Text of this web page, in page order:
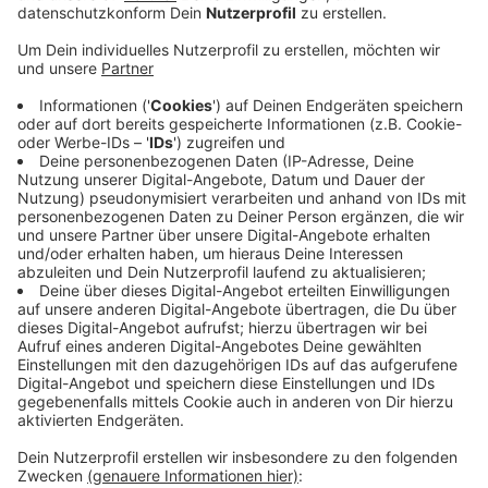
Gegen den 19-jährigen Mann, derim Dezember auf
Roetgen getötet haben soll , hat die
Mords und Totschlags erhoben.
Mit Messerstichen soll der junge Mann seinen Vater,
dessen Lebensgefährtin und deren Tochter
umgebracht haben.
Die Vier waren zu der Zeit im Weihnachtsurlaub. Nach
der Tat ist der 19-Jährige geflohen und nach Lissabon
geflogen - dort hat ihn die portugiesische Polizei
verhaftet. Im Januar ist der Verdächtige dann nach
Deutschland ausgeliefert worden.
Er schweigt bisher zu den Vorwürfen, heißt es von der
Staatsanwaltschaft.
Anzeige